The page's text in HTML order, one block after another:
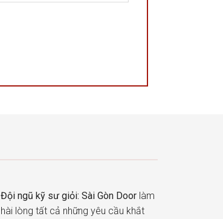
Đội ngũ kỹ sư giỏi: Sài Gòn Doorlàm
hài lòng tất cả những yêu cầu khắt